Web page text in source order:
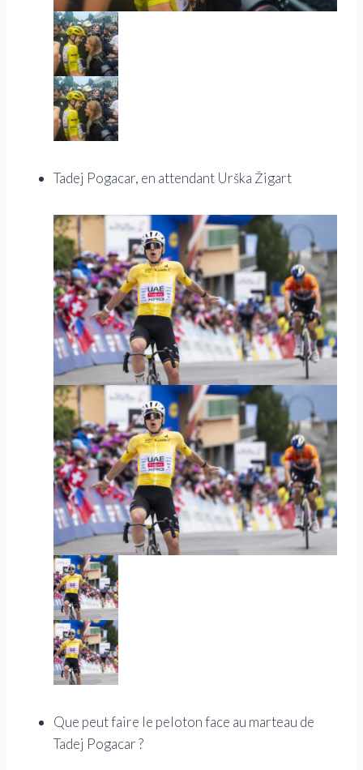
Tadej Pogacar, en attendant Urška Žigart
Que peut faire le peloton face au marteau de
Tadej Pogacar ?